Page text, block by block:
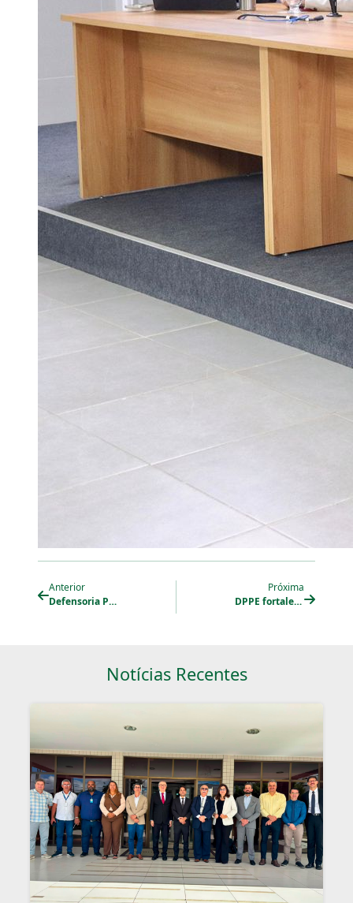
Anterior
Defensoria Pública de Pernambuco conquista reconhecimento nacional de boas práticas em tecnologia e inovação
Próxima
DPPE fortalece orientação familiar com nova edição da Oficina das Famílias
Notícias Recentes